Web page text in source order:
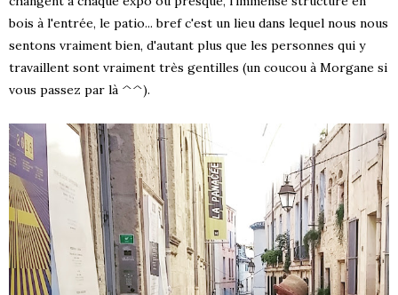
bois à l'entrée, le patio... bref c'est un lieu dans lequel nous nous
sentons vraiment bien, d'autant plus que les personnes qui y
travaillent sont vraiment très gentilles (un coucou à Morgane si
vous passez par là ^^).